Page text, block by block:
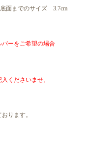
面までのサイズ 3.7cm
ーをご希望の場合
くださいませ。
ります。